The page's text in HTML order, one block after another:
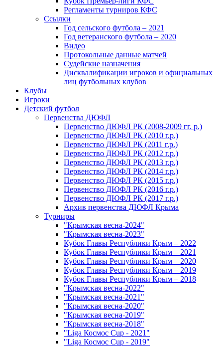
Регламенты турниров КФС
Ссылки
Год сельского футбола – 2021
Год ветеранского футбола – 2020
Видео
Протокольные данные матчей
Судейские назначения
Дисквалификации игроков и официальных
лиц футбольных клубов
Клубы
Игроки
Детский футбол
Первенства ДЮФЛ
Первенство ДЮФЛ РК (2008-2009 гг. р.)
Первенство ДЮФЛ РК (2010 г.р.)
Первенство ДЮФЛ РК (2011 г.р.)
Первенство ДЮФЛ РК (2012 г.р.)
Первенство ДЮФЛ РК (2013 г.р.)
Первенство ДЮФЛ РК (2014 г.р.)
Первенство ДЮФЛ РК (2015 г.р.)
Первенство ДЮФЛ РК (2016 г.р.)
Первенство ДЮФЛ РК (2017 г.р.)
Архив первенства ДЮФЛ Крыма
Турниры
"Крымская весна-2024"
"Крымская весна-2023"
Кубок Главы Республики Крым – 2022
Кубок Главы Республики Крым – 2021
Кубок Главы Республики Крым – 2020
Кубок Главы Республики Крым – 2019
Кубок Главы Республики Крым – 2018
"Крымская весна-2022"
"Крымская весна-2021"
"Крымская весна-2020"
"Крымская весна-2019"
"Крымская весна-2018"
"Liga Космос Cup - 2021"
"Liga Космос Cup - 2019"